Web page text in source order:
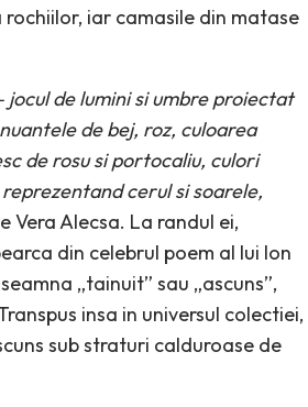
iar camasile din matase
de lumini si umbre proiectat
de bej, roz, culoarea
de rosu si portocaliu, culori
cerul si soarele,
Vera Alecsa. La randul ei,
din celebrul poem al lui Ion
„tainuit” sau „ascuns”,
insa in universul colectiei,
sub straturi calduroase de